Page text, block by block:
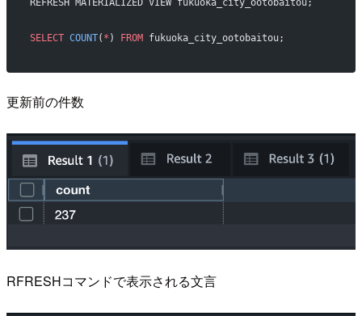
REFRESH MATERIALIZED VIEW fukuoka_city_ootobaitou;
SELECT COUNT( * ) FROM fukuoka_city_ootobaitou;
更新前の件数
RFRESHコマンドで表示される文言